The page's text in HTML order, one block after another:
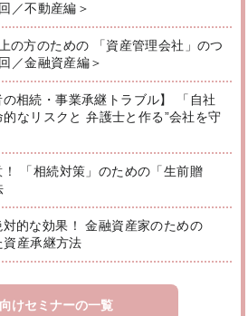
／不動産編＞
の方のための 「資産管理会社」のつ
／金融資産編＞
相続・事業承継トラブル】 「自社
なリスクと 弁護士と作る”会社を守
「相続対策」のための「生前贈
的な効果！ 金融資産家のための
資産承継方法
けセミナーの一覧